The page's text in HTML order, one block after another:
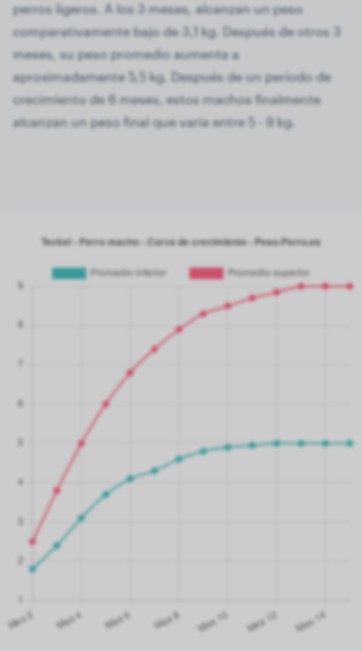
perros ligeros. A los 3 meses, alcanzan un peso
comparativamente bajo de 3,1 kg. Después de otros 3
meses, su peso promedio aumenta a
aproximadamente 5,5 kg. Después de un período de
crecimiento de 6 meses, estos machos finalmente
alcanzan un peso final que varía entre 5 - 9 kg.